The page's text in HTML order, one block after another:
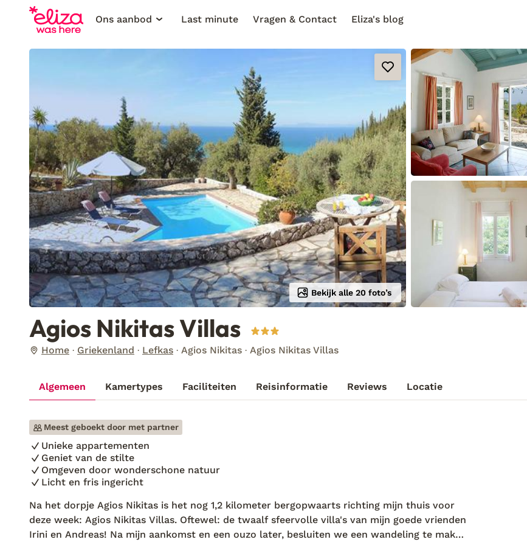
Ons aanbod
Last minute Vragen & Contact Eliza's blog
Bekijk alle 20 foto’s
Agios Nikitas Villas
Home Griekenland Lefkas Agios Nikitas Agios Nikitas Villas
Algemeen Kamertypes Faciliteiten Reisinformatie Reviews Locatie
Meest geboekt door met partner
Unieke appartementen
Geniet van de stilte
Omgeven door wonderschone natuur
Licht en fris ingericht
Na het dorpje Agios Nikitas is het nog 1,2 kilometer bergopwaarts richting mijn thuis voor
deze week: Agios Nikitas Villas. Oftewel: de twaalf sfeervolle villa's van mijn goede vrienden
Irini en Andreas! Na mijn aankomst en een ouzo later, besluiten we een wandeling te maken